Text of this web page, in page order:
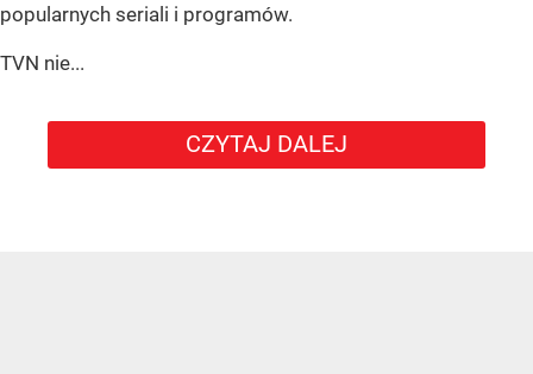
popularnych seriali i programów.
TVN nie...
CZYTAJ DALEJ